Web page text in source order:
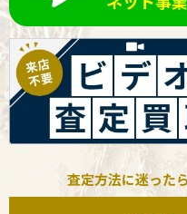
査定方法に迷った